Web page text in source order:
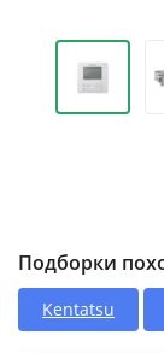
Подборки
Kentatsu